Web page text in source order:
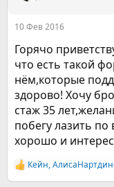
10 Фев 2016
Горячо
что есть такой
нём,которые
здорово! Хочу
стаж 35
побегу лазить по
хорошо и
Р
е
Кейн,